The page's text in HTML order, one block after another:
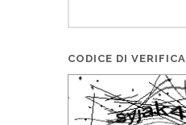
CODICE DI VERIFICA